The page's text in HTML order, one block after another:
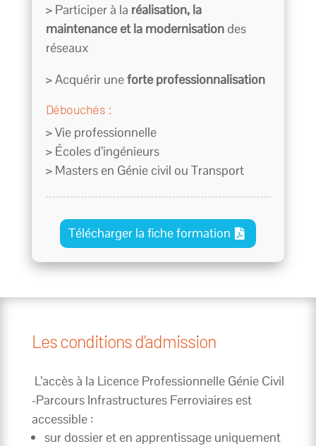
> Participer à la réalisation, la
maintenance et la modernisationdes
réseaux
> Acquérir uneforte professionnalisation
Débouchés :
> Vie professionnelle
> Écoles d’ingénieurs
> Masters en Génie civil ou Transport
Télécharger la fiche formation
Les conditions d’admission
L’accès à la Licence Professionnelle Génie Civil
-Parcours Infrastructures Ferroviaires est
accessible :
sur dossier et en apprentissage uniquement